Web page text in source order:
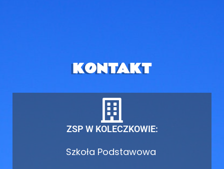
KONTAKT
ZSP W KOLECZKOWIE:
Szkoła Podstawowa